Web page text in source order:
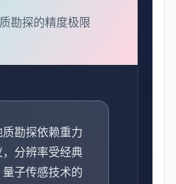
勘探的精度极限
质勘探依赖重力
分辨率受经典
子传感技术的